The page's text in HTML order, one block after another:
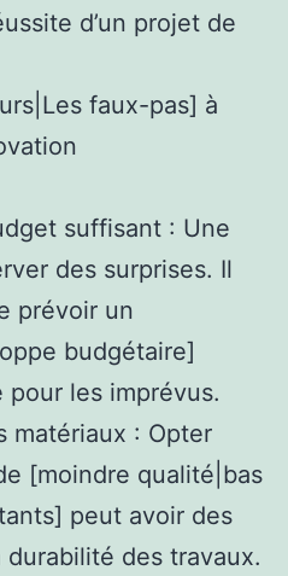
d’un projet de
faux-pas] à
suffisant : Une
des surprises. Il
prévoir un
budgétaire]
pour les imprévus.
matériaux : Opter
[moindre qualité|bas
peut avoir des
des travaux.